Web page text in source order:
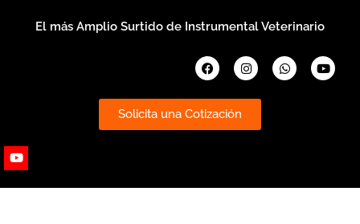
El más Amplio Surtido de Instrumental Veterinario
FacebookInstagramWhatsapp
Solicita una Cotización
Youtube